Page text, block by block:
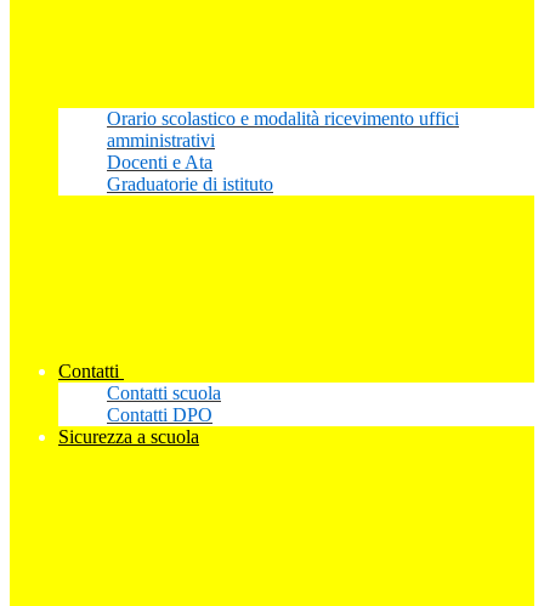
Orario scolastico e modalità ricevimento uffici
amministrativi
Docenti e Ata
Graduatorie di istituto
Contatti
Contatti scuola
Contatti DPO
Sicurezza a scuola